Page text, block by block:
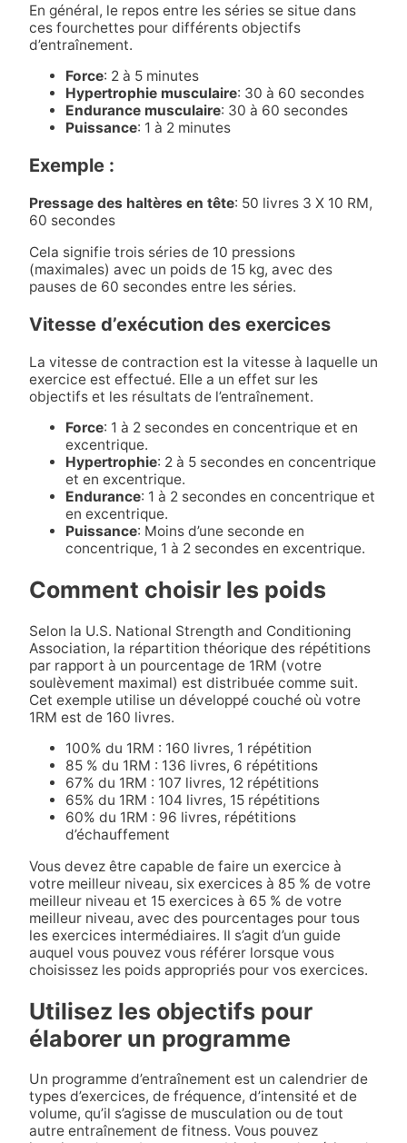
En général, le repos entre les séries se situe dans
ces fourchettes pour différents objectifs
d’entraînement.
Force: 2 à 5 minutes
Hypertrophie musculaire: 30 à 60 secondes
Endurance musculaire: 30 à 60 secondes
Puissance: 1 à 2 minutes
Exemple :
Pressage des haltères en tête: 50 livres 3 X 10 RM,
60 secondes
Cela signifie trois séries de 10 pressions
(maximales) avec un poids de 15 kg, avec des
pauses de 60 secondes entre les séries.
Vitesse d’exécution des exercices
La vitesse de contraction est la vitesse à laquelle un
exercice est effectué. Elle a un effet sur les
objectifs et les résultats de l’entraînement.
Force: 1 à 2 secondes en concentrique et en
excentrique.
Hypertrophie: 2 à 5 secondes en concentrique
et en excentrique.
Endurance: 1 à 2 secondes en concentrique et
en excentrique.
Puissance: Moins d’une seconde en
concentrique, 1 à 2 secondes en excentrique.
Comment choisir les poids
Selon la U.S. National Strength and Conditioning
Association, la répartition théorique des répétitions
par rapport à un pourcentage de 1RM (votre
soulèvement maximal) est distribuée comme suit.
Cet exemple utilise un développé couché où votre
1RM est de 160 livres.
100% du 1RM : 160 livres, 1 répétition
85 % du 1RM : 136 livres, 6 répétitions
67% du 1RM : 107 livres, 12 répétitions
65% du 1RM : 104 livres, 15 répétitions
60% du 1RM : 96 livres, répétitions
d’échauffement
Vous devez être capable de faire un exercice à
votre meilleur niveau, six exercices à 85 % de votre
meilleur niveau et 15 exercices à 65 % de votre
meilleur niveau, avec des pourcentages pour tous
les exercices intermédiaires. Il s’agit d’un guide
auquel vous pouvez vous référer lorsque vous
choisissez les poids appropriés pour vos exercices.
Utilisez les objectifs pour
élaborer un programme
Un programme d’entraînement est un calendrier de
types d’exercices, de fréquence, d’intensité et de
volume, qu’il s’agisse de musculation ou de tout
autre entraînement de fitness. Vous pouvez